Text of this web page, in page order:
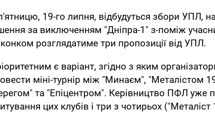
19-го липня, відбудуться збори УПЛ,
за виключенням "Дніпра-1" з-поміж
розглядатиме три пропозиції від УПЛ.
є варіант, згідно з яким
міні-турнір між "Минаєм", "Металістом
та "Епіцентром". Керівництво ПФЛ уже
цих клубів і три з чотирьох ("Металіст